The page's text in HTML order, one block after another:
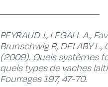
PEYRAUD J., LEGALL A.,
Brunschwig P., DELABY L.,
(2009). Quels systèmes
quels types de vaches
Fourrages 197, 47-70.